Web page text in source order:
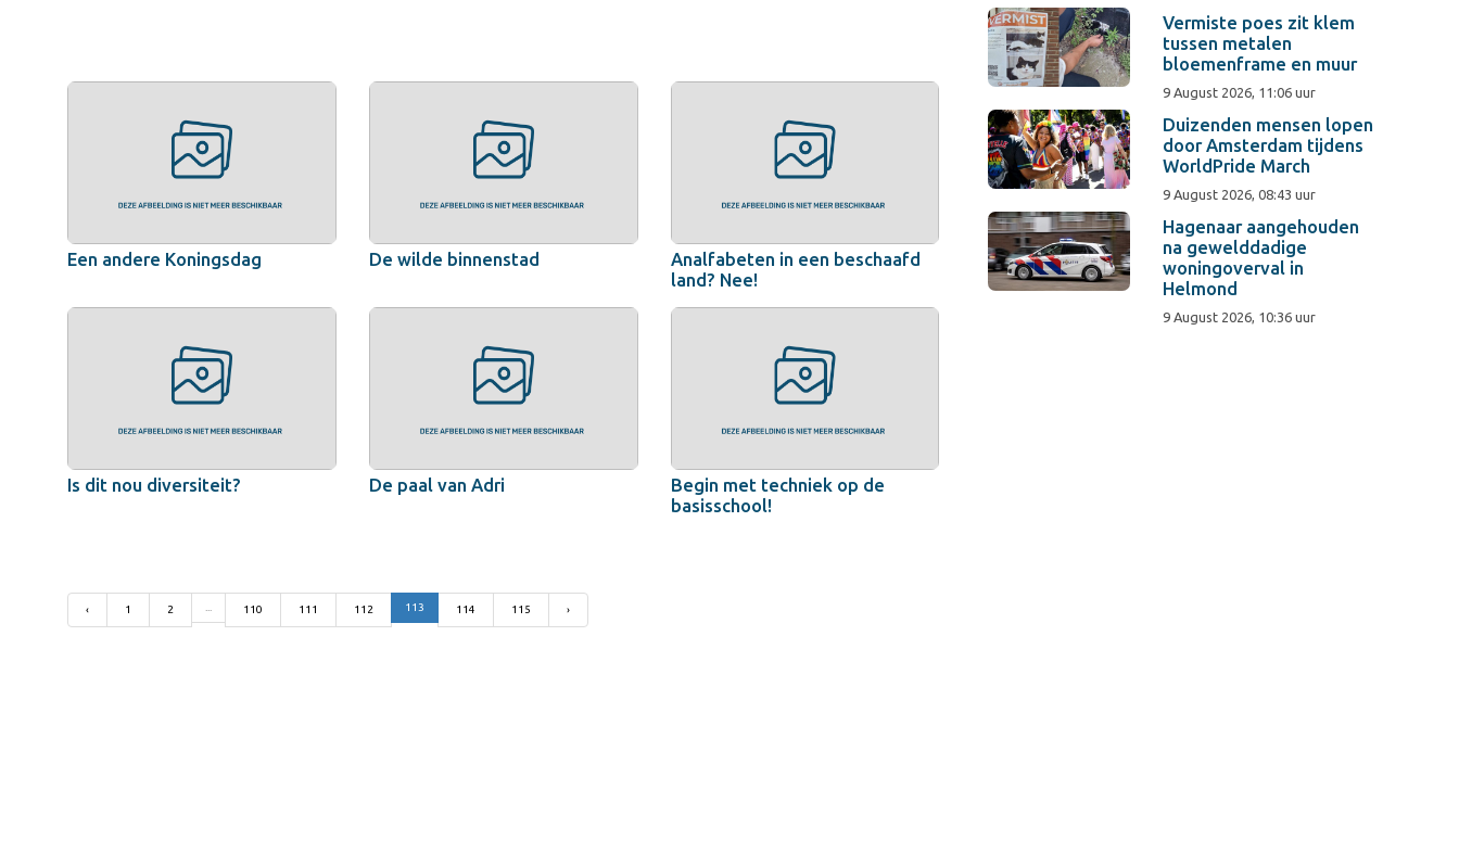
Een andere Koningsdag De wilde binnenstad
Analfabeten in een beschaafd
land? Nee!
Is dit nou diversiteit? De paal van Adri
Begin met techniek op de
basisschool!
‹ 1 2 110 111 112 113 114 115 ›
Vermiste poes zit klem
tussen metalen
bloemenframe en muur
9 August 2026, 11:06 uur
Duizenden mensen lopen
door Amsterdam tijdens
WorldPride March
9 August 2026, 08:43 uur
Hagenaar aangehouden
na gewelddadige
woningoverval in
Helmond
9 August 2026, 10:36 uur